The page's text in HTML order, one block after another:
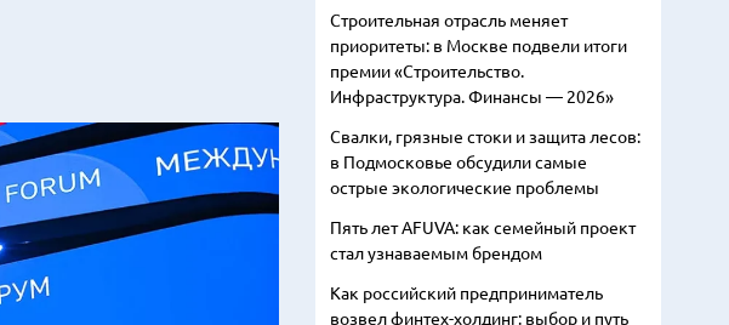
Строительная отрасль меняет
приоритеты: в Москве подвели итоги
премии «Строительство.
Инфраструктура. Финансы — 2026»
Свалки, грязные стоки и защита лесов:
в Подмосковье обсудили самые
острые экологические проблемы
Пять лет AFUVA: как семейный проект
стал узнаваемым брендом
Как российский предприниматель
возвел финтех-холдинг: выбор и путь